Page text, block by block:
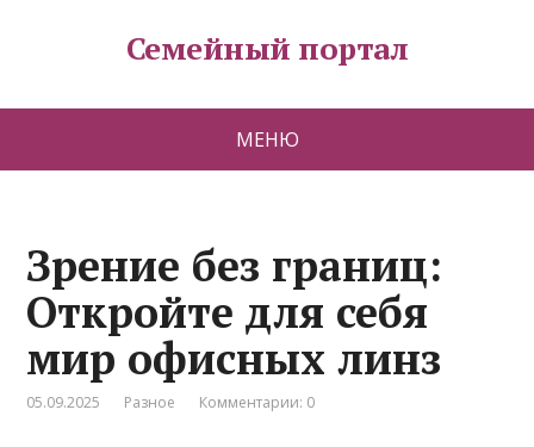
Семейный портал
МЕНЮ
Зрение без границ:
Откройте для себя
мир офисных линз
05.09.2025 Разное Комментарии: 0